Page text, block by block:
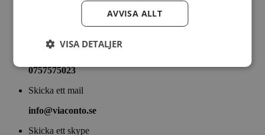
ViaConto Blogg
Ring
0757575023
Skicka ett mail
info@viaconto.se
Skicka ett skype
AVVISA ALLT
VISA DETALJER